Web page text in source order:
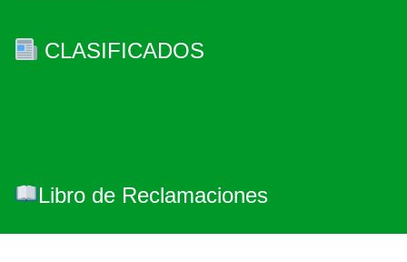
CLASIFICADOS
Libro de Reclamaciones